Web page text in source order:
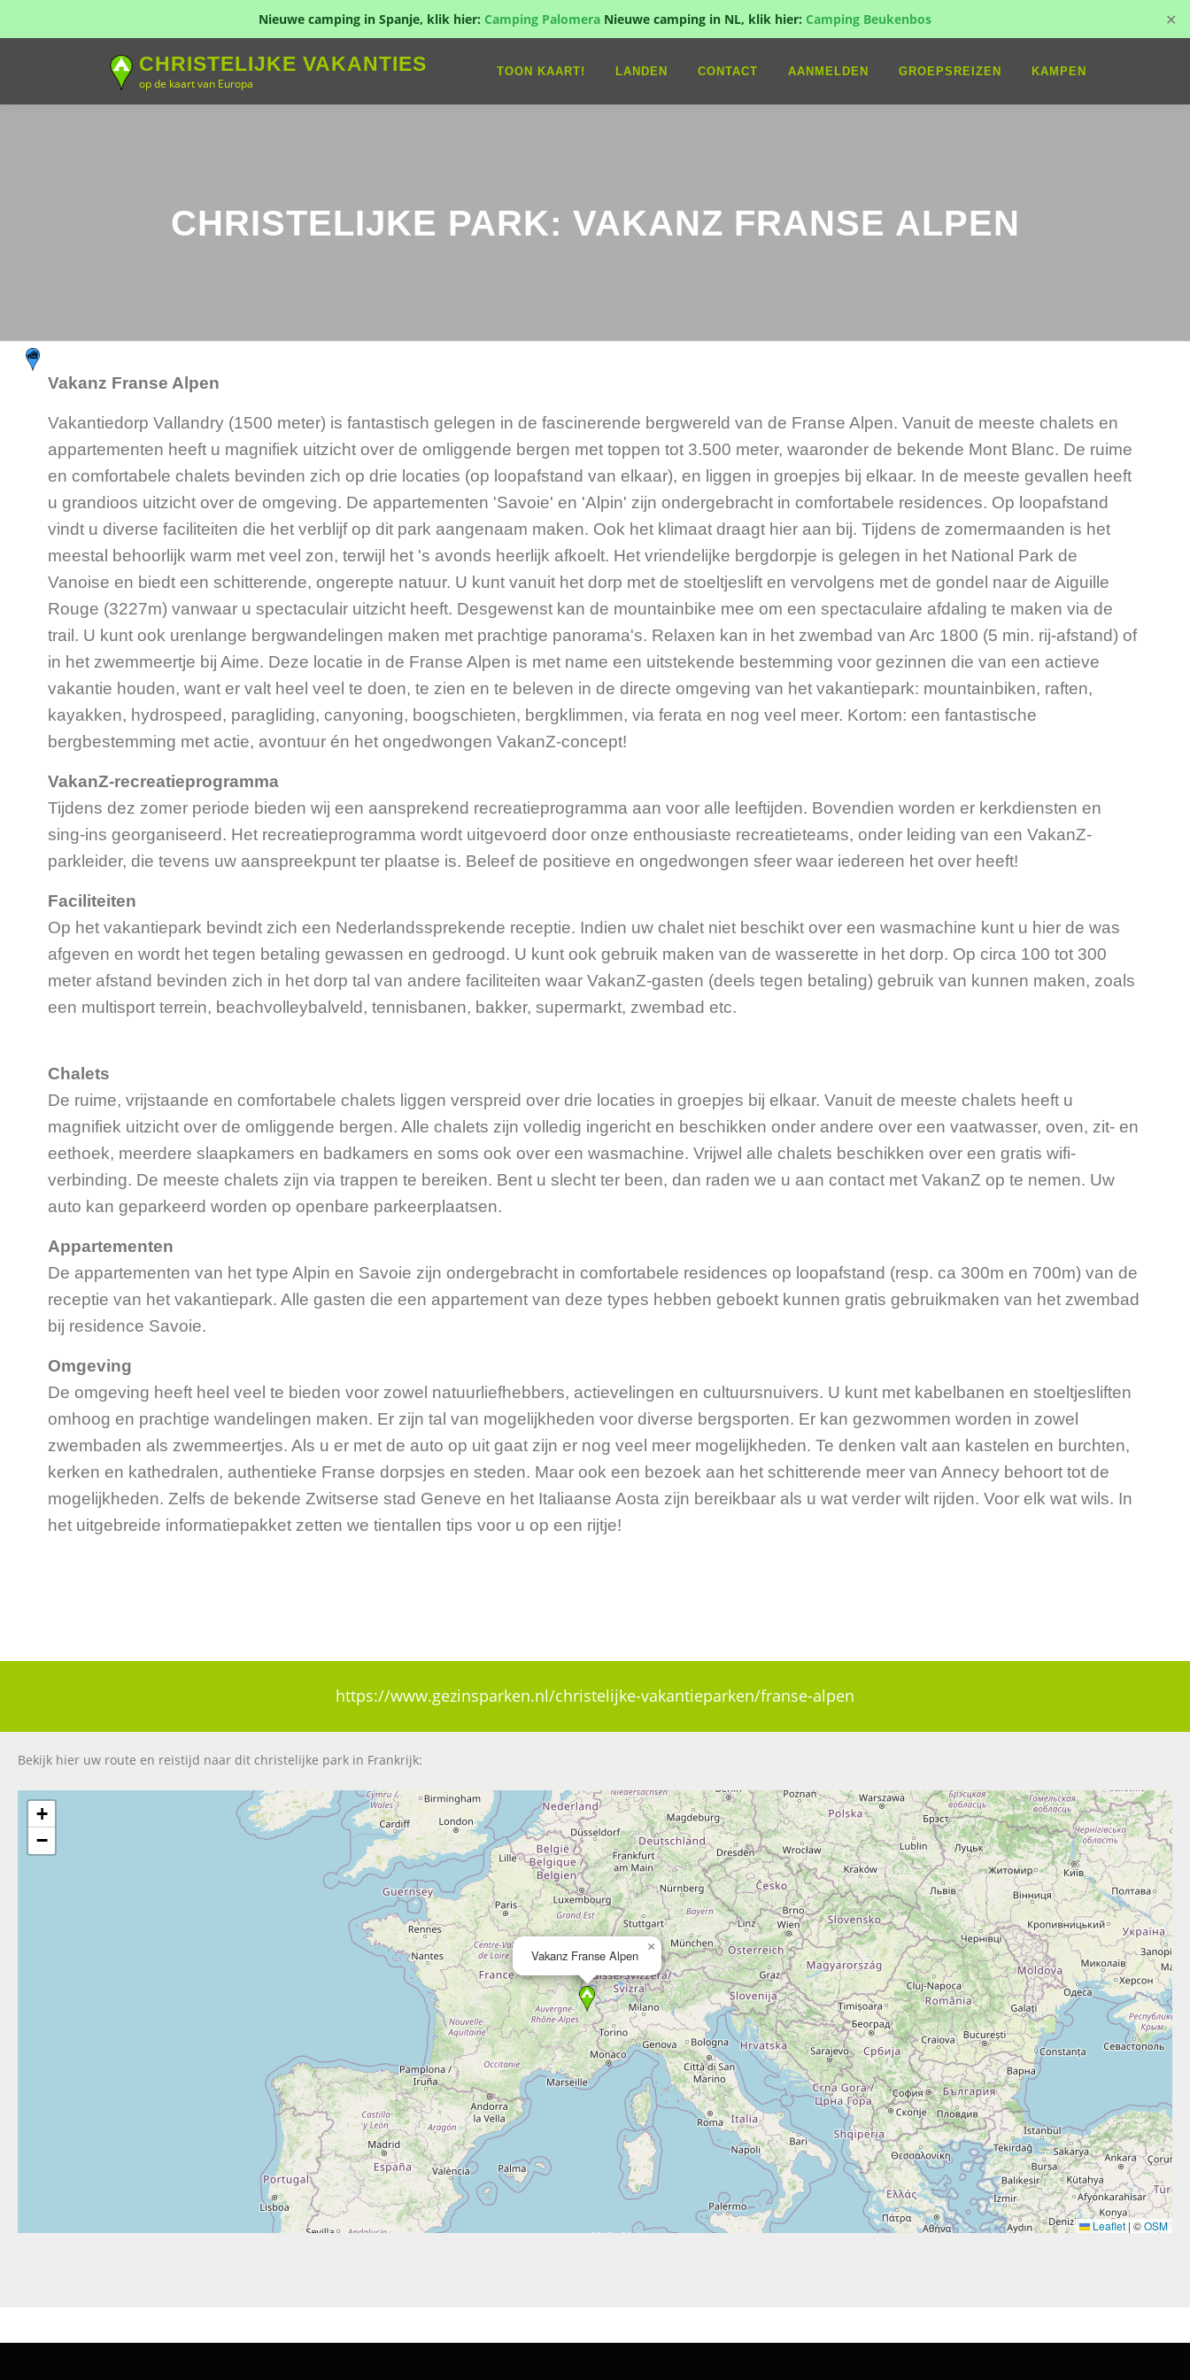
Nieuwe camping in Spanje, klik hier: Camping Palomera Nieuwe camping in NL, klik hier: Camping Beukenbos ✕
springen
CHRISTELIJKE VAKANTIES
op de kaart van Europa
TOON KAART! LANDEN CONTACT AANMELDEN GROEPSREIZEN KAMPEN
CHRISTELIJKE PARK: VAKANZ FRANSE ALPEN
Vakanz Franse Alpen
Vakantiedorp Vallandry (1500 meter) is fantastisch gelegen in de fascinerende bergwereld van de Franse Alpen. Vanuit de meeste chalets en
appartementen heeft u magnifiek uitzicht over de omliggende bergen met toppen tot 3.500 meter, waaronder de bekende Mont Blanc. De ruime
en comfortabele chalets bevinden zich op drie locaties (op loopafstand van elkaar), en liggen in groepjes bij elkaar. In de meeste gevallen heeft
u grandioos uitzicht over de omgeving. De appartementen 'Savoie' en 'Alpin' zijn ondergebracht in comfortabele residences. Op loopafstand
vindt u diverse faciliteiten die het verblijf op dit park aangenaam maken. Ook het klimaat draagt hier aan bij. Tijdens de zomermaanden is het
meestal behoorlijk warm met veel zon, terwijl het 's avonds heerlijk afkoelt. Het vriendelijke bergdorpje is gelegen in het National Park de
Vanoise en biedt een schitterende, ongerepte natuur. U kunt vanuit het dorp met de stoeltjeslift en vervolgens met de gondel naar de Aiguille
Rouge (3227m) vanwaar u spectaculair uitzicht heeft. Desgewenst kan de mountainbike mee om een spectaculaire afdaling te maken via de
trail. U kunt ook urenlange bergwandelingen maken met prachtige panorama's. Relaxen kan in het zwembad van Arc 1800 (5 min. rij-afstand) of
in het zwemmeertje bij Aime. Deze locatie in de Franse Alpen is met name een uitstekende bestemming voor gezinnen die van een actieve
vakantie houden, want er valt heel veel te doen, te zien en te beleven in de directe omgeving van het vakantiepark: mountainbiken, raften,
kayakken, hydrospeed, paragliding, canyoning, boogschieten, bergklimmen, via ferata en nog veel meer. Kortom: een fantastische
bergbestemming met actie, avontuur én het ongedwongen VakanZ-concept!
VakanZ-recreatieprogramma
Tijdens dez zomer periode bieden wij een aansprekend recreatieprogramma aan voor alle leeftijden. Bovendien worden er kerkdiensten en
sing-ins georganiseerd. Het recreatieprogramma wordt uitgevoerd door onze enthousiaste recreatieteams, onder leiding van een VakanZ-
parkleider, die tevens uw aanspreekpunt ter plaatse is. Beleef de positieve en ongedwongen sfeer waar iedereen het over heeft!
Faciliteiten
Op het vakantiepark bevindt zich een Nederlandssprekende receptie. Indien uw chalet niet beschikt over een wasmachine kunt u hier de was
afgeven en wordt het tegen betaling gewassen en gedroogd. U kunt ook gebruik maken van de wasserette in het dorp. Op circa 100 tot 300
meter afstand bevinden zich in het dorp tal van andere faciliteiten waar VakanZ-gasten (deels tegen betaling) gebruik van kunnen maken, zoals
een multisport terrein, beachvolleybalveld, tennisbanen, bakker, supermarkt, zwembad etc.
Chalets
De ruime, vrijstaande en comfortabele chalets liggen verspreid over drie locaties in groepjes bij elkaar. Vanuit de meeste chalets heeft u
magnifiek uitzicht over de omliggende bergen. Alle chalets zijn volledig ingericht en beschikken onder andere over een vaatwasser, oven, zit- en
eethoek, meerdere slaapkamers en badkamers en soms ook over een wasmachine. Vrijwel alle chalets beschikken over een gratis wifi-
verbinding. De meeste chalets zijn via trappen te bereiken. Bent u slecht ter been, dan raden we u aan contact met VakanZ op te nemen. Uw
auto kan geparkeerd worden op openbare parkeerplaatsen.
Appartementen
De appartementen van het type Alpin en Savoie zijn ondergebracht in comfortabele residences op loopafstand (resp. ca 300m en 700m) van de
receptie van het vakantiepark. Alle gasten die een appartement van deze types hebben geboekt kunnen gratis gebruikmaken van het zwembad
bij residence Savoie.
Omgeving
De omgeving heeft heel veel te bieden voor zowel natuurliefhebbers, actievelingen en cultuursnuivers. U kunt met kabelbanen en stoeltjesliften
omhoog en prachtige wandelingen maken. Er zijn tal van mogelijkheden voor diverse bergsporten. Er kan gezwommen worden in zowel
zwembaden als zwemmeertjes. Als u er met de auto op uit gaat zijn er nog veel meer mogelijkheden. Te denken valt aan kastelen en burchten,
kerken en kathedralen, authentieke Franse dorpsjes en steden. Maar ook een bezoek aan het schitterende meer van Annecy behoort tot de
mogelijkheden. Zelfs de bekende Zwitserse stad Geneve en het Italiaanse Aosta zijn bereikbaar als u wat verder wilt rijden. Voor elk wat wils. In
het uitgebreide informatiepakket zetten we tientallen tips voor u op een rijtje!
https://www.gezinsparken.nl/christelijke-vakantieparken/franse-alpen
Bekijk hier uw route en reistijd naar dit christelijke park in Frankrijk:
Vakanz Franse Alpen
×
+
−
Leaflet | ©OSM